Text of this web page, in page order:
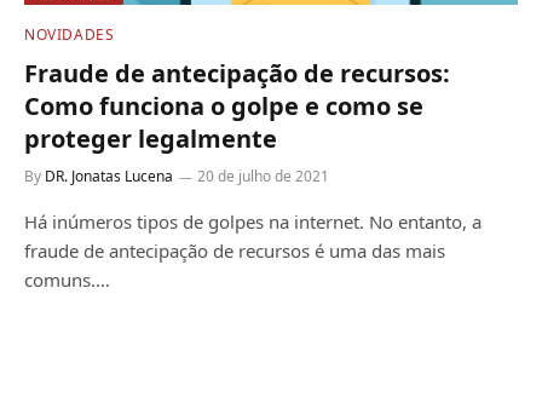
NOVIDADES
Fraude de antecipação de recursos:
Como funciona o golpe e como se
proteger legalmente
By DR. Jonatas Lucena 20 de julho de 2021
Há inúmeros tipos de golpes na internet. No entanto, a
fraude de antecipação de recursos é uma das mais
comuns.…